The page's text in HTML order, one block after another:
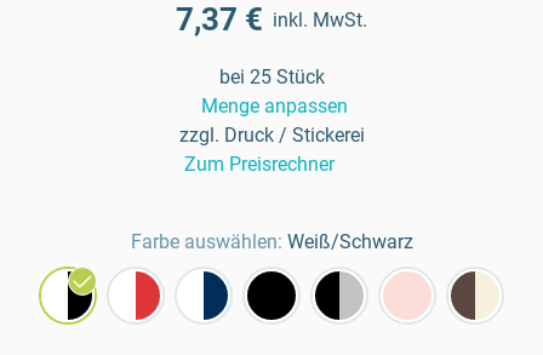
7,37 € inkl. MwSt.
bei 25 Stück
Menge anpassen
zzgl. Druck / Stickerei
Zum Preisrechner
Farbe auswählen: Weiß/Schwarz